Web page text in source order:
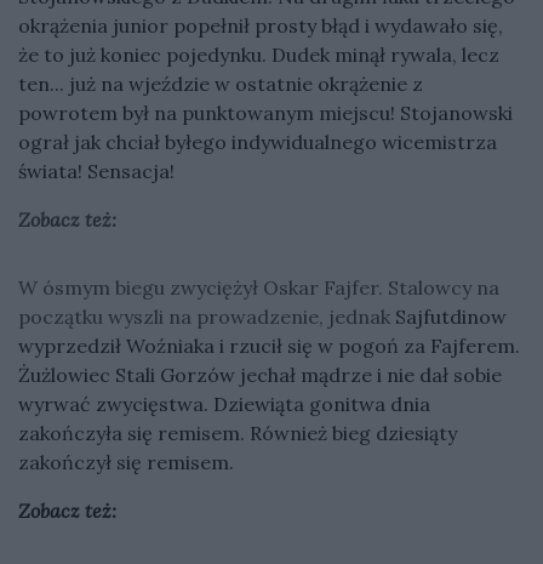
okrążenia junior popełnił prosty błąd i wydawało się,
że to już koniec pojedynku. Dudek minął rywala, lecz
ten... już na wjeździe w ostatnie okrążenie z
powrotem był na punktowanym miejscu! Stojanowski
ograł jak chciał byłego indywidualnego wicemistrza
świata! Sensacja!
Zobacz też:
W ósmym biegu zwyciężył Oskar Fajfer. Stalowcy na
początku wyszli na prowadzenie, jednak Sajfutdinow
wyprzedził Woźniaka i rzucił się w pogoń za Fajferem.
Żużlowiec Stali Gorzów jechał mądrze i nie dał sobie
wyrwać zwycięstwa. Dziewiąta gonitwa dnia
zakończyła się remisem. Również bieg dziesiąty
zakończył się remisem.
Zobacz też: